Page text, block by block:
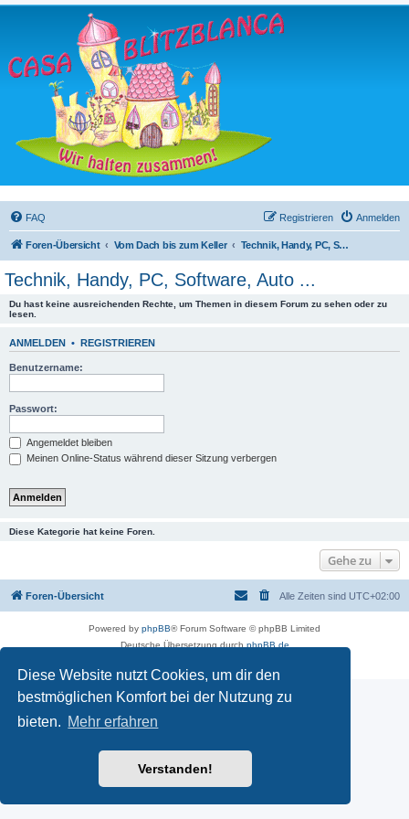
Diese Website nutzt Cookies, um dir den
bestmöglichen Komfort bei der Nutzung zu
bieten. Mehr erfahren
Verstanden!
FAQ Anmelden
Registrieren
Foren-Übersicht Vom Dach bis zum Keller Technik, Handy, PC, Software, Auto ...
Technik, Handy, PC, Software, Auto ...
Du hast keine ausreichenden Rechte, um Themen in diesem Forum zu sehen oder zu
lesen.
ANMELDEN • REGISTRIEREN
Benutzername:
Passwort:
Angemeldet bleiben
Meinen Online-Status während dieser Sitzung verbergen
Diese Kategorie hat keine Foren.
Gehe zu
Foren-Übersicht Alle Zeiten sind UTC+02:00
Powered by phpBB® Forum Software © phpBB Limited
Deutsche Übersetzung durch phpBB.de